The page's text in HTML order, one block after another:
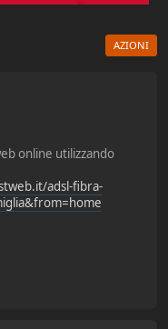
AZIONI
online utilizzando
adsl-fibra-